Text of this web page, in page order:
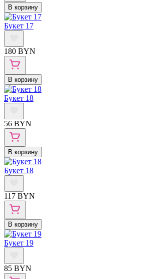
В корзину
Букет 17
180 BYN
В корзину
Букет 18
56 BYN
В корзину
Букет 18
117 BYN
В корзину
Букет 19
85 BYN